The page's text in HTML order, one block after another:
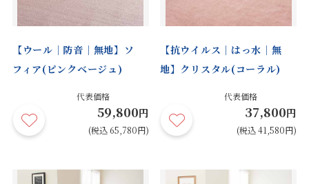
【ウール｜防音｜無地】ソ
フィア(ピンクベージュ)
代表価格
59,800円
(税込 65,780円)
【抗ウイルス｜はっ水｜無
地】クリスタル(コーラル)
代表価格
37,800円
(税込 41,580円)